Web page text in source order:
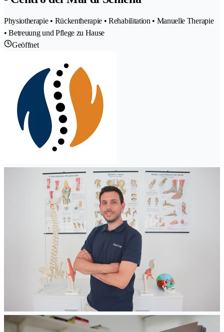
Physiotherapie • Rückentherapie • Rehabilitation • Manuelle Therapie
• Betreuung und Pflege zu Hause
Geöffnet